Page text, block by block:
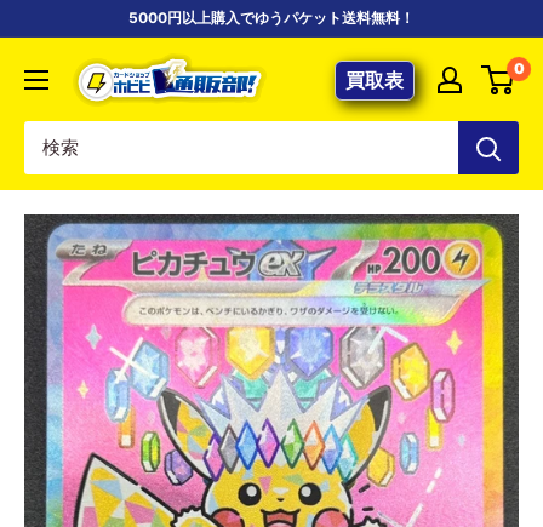
5000円以上購入でゆうパケット送料無料！
【ポ
ケ
専
門
店】
カ
ー
シ
ョ
ッ
プ
ホ
ビ
買取表 0